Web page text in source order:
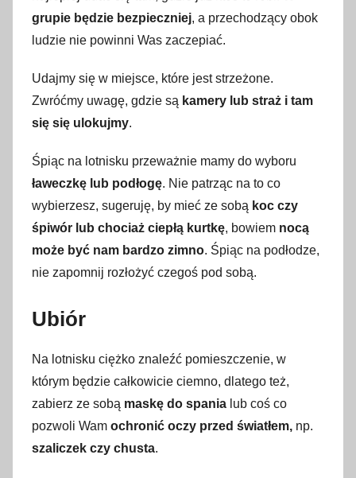
grupie będzie bezpieczniej, a przechodzący obok
ludzie nie powinni Was zaczepiać.
Udajmy się w miejsce, które jest strzeżone.
Zwróćmy uwagę, gdzie są kamery lub straż i tam
się się ulokujmy.
Śpiąc na lotnisku przeważnie mamy do wyboru
ławeczkę lub podłogę. Nie patrząc na to co
wybierzesz, sugeruję, by mieć ze sobą koc czy
śpiwór lub chociaż ciepłą kurtkę, bowiem nocą
może być nam bardzo zimno. Śpiąc na podłodze,
nie zapomnij rozłożyć czegoś pod sobą.
Ubiór
Na lotnisku ciężko znaleźć pomieszczenie, w
którym będzie całkowicie ciemno, dlatego też,
zabierz ze sobą maskę do spania lub coś co
pozwoli Wam ochronić oczy przed światłem, np.
szaliczek czy chusta.